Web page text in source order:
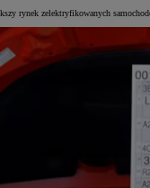
rynek zelektryfikowanych